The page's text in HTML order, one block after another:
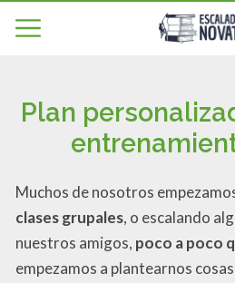
Plan
Muchos de nosotros
clases grupales, o escalando
nuestros amigos, poco a poco
empezamos a plantearnos